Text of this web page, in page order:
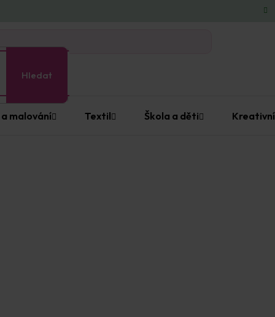
Hledat
malování Textil Škola a děti